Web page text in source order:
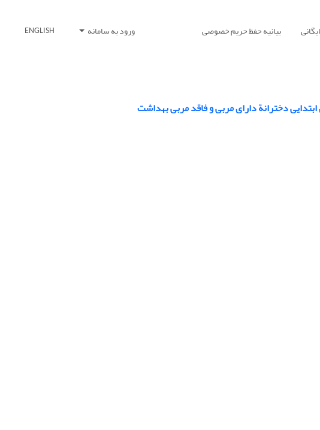
بیانیه حفظ حریم خصوصی ورود به سامانه ENGLISH
دخترانة دارای مربی و فاقد مربی بهداشت